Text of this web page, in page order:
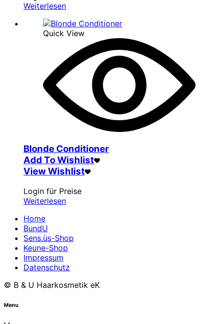
Weiterlesen
Quick View
Blonde Conditioner
Add To Wishlist
View Wishlist
Login für Preise
Weiterlesen
Home
BundU
Sens.ùs-Shop
Keune-Shop
Impressum
Datenschutz
© B & U Haarkosmetik eK
Menu